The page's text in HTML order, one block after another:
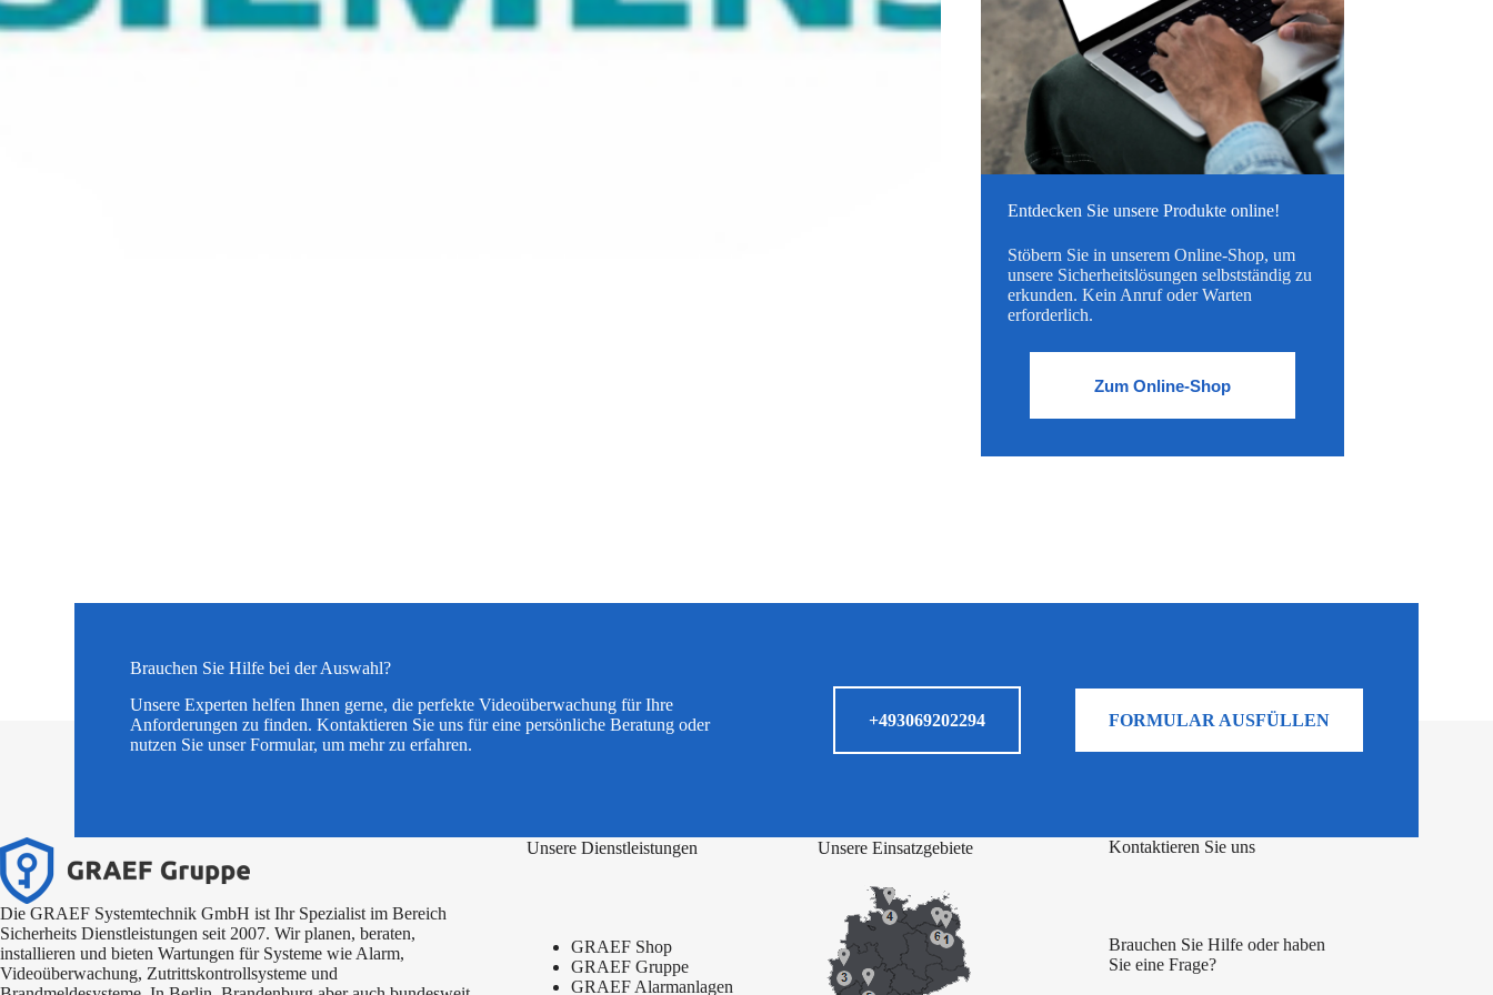
Entdecken Sie unsere Produkte online!
Stöbern Sie in unserem Online-Shop, um
unsere Sicherheitslösungen selbstständig zu
erkunden. Kein Anruf oder Warten
erforderlich.
Zum Online-Shop
Brauchen Sie Hilfe bei der Auswahl?
Unsere Experten helfen Ihnen gerne, die perfekte Videoüberwachung für Ihre
Anforderungen zu finden. Kontaktieren Sie uns für eine persönliche Beratung oder
nutzen Sie unser Formular, um mehr zu erfahren.
+493069202294 FORMULAR AUSFÜLLEN
Die GRAEF Systemtechnik GmbH ist Ihr Spezialist im Bereich
Sicherheits Dienstleistungen seit 2007. Wir planen, beraten,
installieren und bieten Wartungen für Systeme wie Alarm,
Videoüberwachung, Zutrittskontrollsysteme und
Unsere Dienstleistungen
GRAEF Shop
GRAEF Gruppe
GRAEF Alarmanlagen
Unsere Einsatzgebiete Kontaktieren Sie uns
Brauchen Sie Hilfe oder haben
Sie eine Frage?